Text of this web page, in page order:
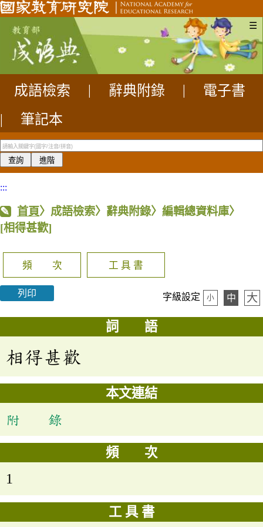
☰
成語檢索 辭典附錄
電子書
|
筆記本
:::
首頁〉成語檢索〉辭典附錄〉編輯總資料庫〉
[相得甚歡]
頻 次 工 具 書
列印 字級設定 小 中 大
詞 語
相得甚歡
本文連結
附 錄
頻 次
1
工 具 書